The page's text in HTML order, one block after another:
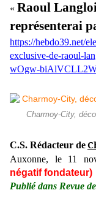
« Raoul
représenterai
https://hebdo39.net/
exclusive-de-raoul-
wOgw-
Charmoy-City,
C.S. Rédacteur de
Auxonne, le 11
négatif fondateur)
Publié dans Revue